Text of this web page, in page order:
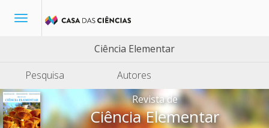
Toggle
Ciência Elementar
Pesquisa
Autores
Revista de
Ciência Elementar